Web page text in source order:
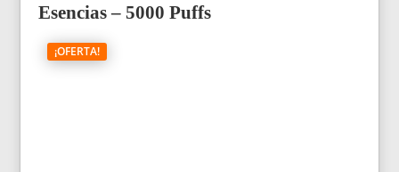
Esencias – 5000 Puffs
¡OFERTA!